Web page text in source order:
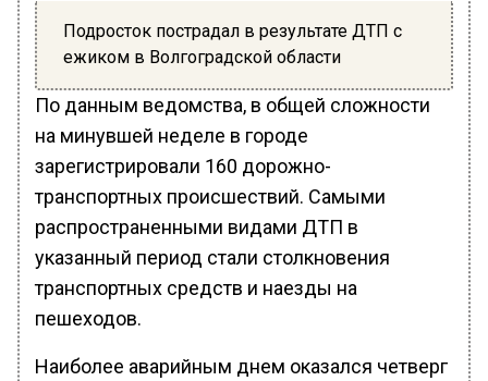
Подросток пострадал в результате ДТП с
ежиком в Волгоградской области
По данным ведомства, в общей сложности
на минувшей неделе в городе
зарегистрировали 160 дорожно-
транспортных происшествий. Самыми
распространенными видами ДТП в
указанный период стали столкновения
транспортных средств и наезды на
пешеходов.
Наиболее аварийным днем оказался четверг